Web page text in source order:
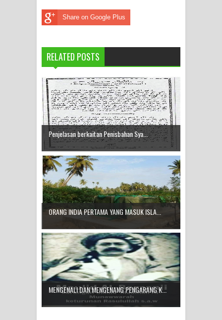
Share on Google Plus
RELATED POSTS
Penjelasan berkaitan Penisbahan Sya...
ORANG INDIA PERTAMA YANG MASUK ISLA...
MENGENALI DAN MENGENANG PENGARANG K...